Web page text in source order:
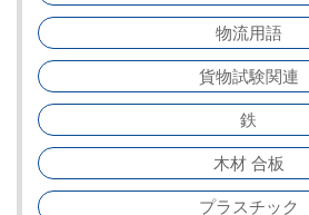
物流用語
貨物試験関連
鉄
木材 合板
プラスチック